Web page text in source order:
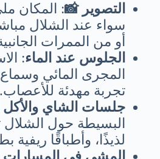
التصوير 📸: المكان
سواء عند الشلال
أو من الممرات
الجلوس عند الماء:
المجرى المائي
تجربة مهدئة للأعصاب.
جلسات الشاي والأكل
البسيطة حول الشلال
لذيذًا، وأطباقًا ريفية